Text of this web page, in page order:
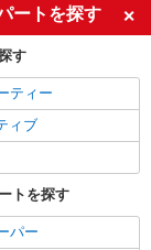
ートを探す
す
ティー
ィブ
トを探す
パー